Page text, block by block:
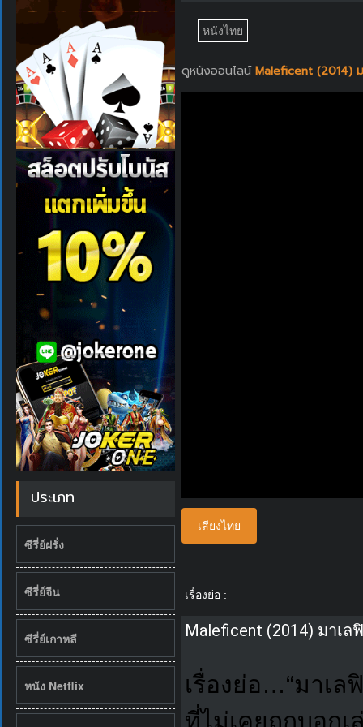
ประเภท
ซีรี่ย์ฝรั่ง
ซีรี่ย์จีน
ซีรี่ย์เกาหลี
หนัง Netflix
หนังไทย
ดูหนังออนไลน์Maleficent (2014) ม
เสียงไทย
เรื่องย่อ :
Maleficent (2014) มาเ
เรื่องย่อ…“มาเล
ที่ไม่เคยถูกบอก